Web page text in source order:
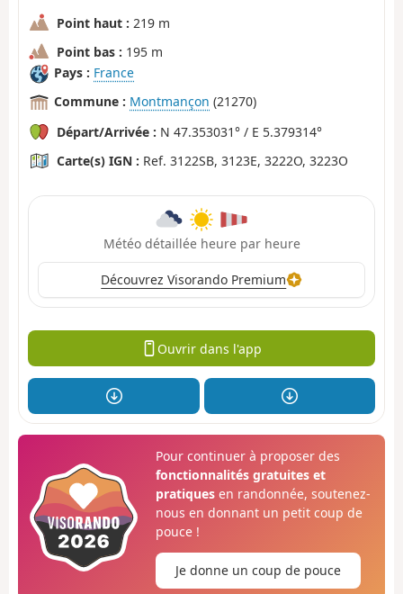
Point haut : 219 m
Point bas : 195 m
Pays : France
Commune : Montmançon (21270)
Départ/Arrivée : N 47.353031° / E 5.379314°
Carte(s) IGN : Ref. 3122SB, 3123E, 3222O, 3223O
Météo détaillée heure par heure
Découvrez Visorando Premium
Ouvrir dans l'app
Pour continuer à proposer des
fonctionnalités gratuites et
pratiquesen randonnée, soutenez-
nous en donnant un petit coup de
pouce !
Je donne un coup de pouce